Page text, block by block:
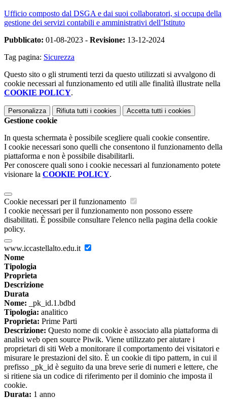
Ufficio composto dal DSGA e dai suoi collaboratori, si occupa della
gestione dei servizi contabili e amministrativi dell’Istituto
Pubblicato: 01-08-2023 - Revisione: 13-12-2024
Tag pagina: Sicurezza
Questo sito o gli strumenti terzi da questo utilizzati si avvalgono di
cookie necessari al funzionamento ed utili alle finalità illustrate nella
COOKIE POLICY.
Personalizza Rifiuta tutti i cookies Accetta tutti i cookies
Gestione cookie
In questa schermata è possibile scegliere quali cookie consentire.
I cookie necessari sono quelli che consentono il funzionamento della
piattaforma e non è possibile disabilitarli.
Per conoscere quali sono i cookie necessari al funzionamento potete
visionare la COOKIE POLICY.
Cookie necessari per il funzionamento
I cookie necessari per il funzionamento non possono essere
disabilitati. È possibile consultare l'elenco nella pagina della cookie
policy.
www.iccastellalto.edu.it
Nome
Tipologia
Proprieta
Descrizione
Durata
Nome: _pk_id.1.bdbd
Tipologia: analitico
Proprieta: Prime Parti
Descrizione: Questo nome di cookie è associato alla piattaforma di
analisi web open source Piwik. Viene utilizzato per aiutare i
proprietari di siti Web a monitorare il comportamento dei visitatori e
misurare le prestazioni del sito. È un cookie di tipo pattern, in cui il
prefisso _pk_id è seguito da una breve serie di numeri e lettere, che
si ritiene sia un codice di riferimento per il dominio che imposta il
cookie.
Durata: 1 anno